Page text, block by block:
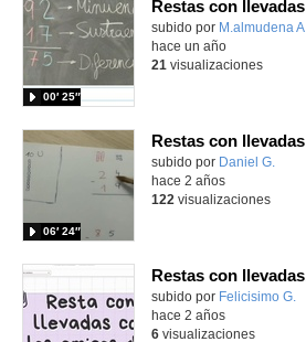
pantalla
Restas con llevadas
Contenido educativo.
subido por M.almudena A.
00′ 25″
hace un año
21 visualizaciones
Restas con llevadas
Contenido educativo.
subido por Daniel G.
06′ 24″
hace 2 años
122 visualizaciones
Contenido educativo.
subido por Felicisimo G.
hace 2 años
6visualizaciones